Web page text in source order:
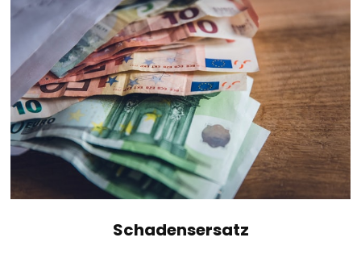
Schadensersatz